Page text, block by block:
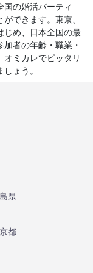
の婚活パーティ
できます。東京、
じめ、日本全国の最
者の年齢・職業・
ミカレでピッタリ
ょう。
県
都